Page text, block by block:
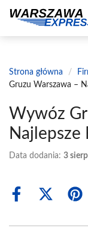
treści
Strona główna /
Gruzu Warszawa –
Wywóz
Najlepsze
Data dodania: 3
Share
Share
(Twitter)